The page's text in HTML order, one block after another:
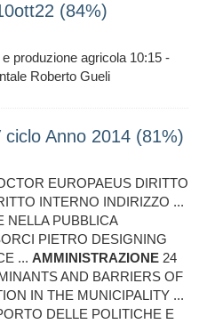
(84%)
e produzione agricola 10:15 -
Roberto Gueli
Anno 2014 (81%)
EUROPAEUS DIRITTO
INTERNO INDIRIZZO ...
NELLA PUBBLICA
PIETRO DESIGNING
... AMMINISTRAZIONE 24
AND BARRIERS OF
IN THE MUNICIPALITY ...
DELLE POLITICHE E